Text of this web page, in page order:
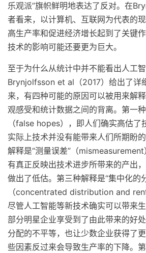
乐观派”旗帜鲜明地表达了反对。在
者看来，以计算机、互联网为代表的
高生产率和促进经济增长起到了关键
技术的影响可能还要更为巨大。
至于为什么从统计中并不能看出人工智
Brynjolfsson et al（2017）给出了详
来，有四种可能的原因可以被用来解
观感受和统计数据之间的背离。第一
（false hopes），即人们确实高估了
实际上技术并没有能带来人们所期盼
解释是“测量误差”（
有真正反映出技术进步所带来的产出
做出了低估。第三种解释是“集中化的
（concentrated distribution and
尽管人工智能等新技术确实可以带来
部分明星企业享受到了由此带来的好
分配的不平等，也让少数企业获得了
些因素反过来会导致生产率的下降。